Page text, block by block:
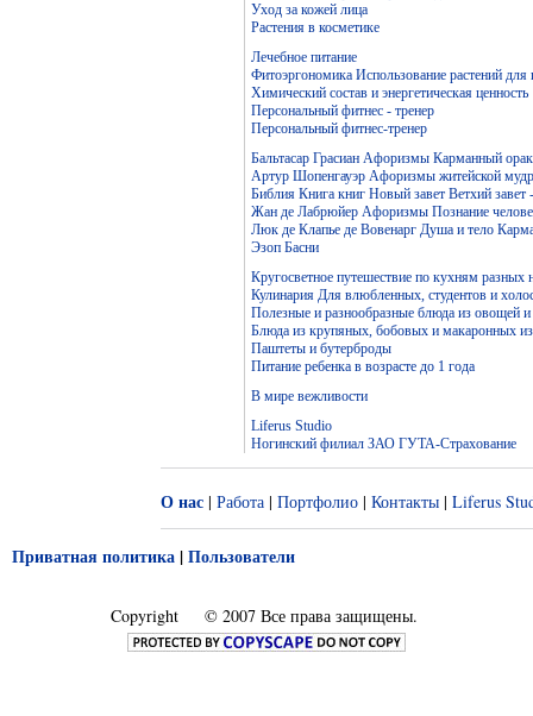
Уход за кожей лица
Растения в косметике
Лечебное питание
Фитоэргономика Использование растений
Химический состав и энергетическая
Персональный фитнес - тренер
Персональный фитнес-тренер
Бальтасар Грасиан Афоризмы Карманный
Артур Шопенгауэр Афоризмы житейской
Библия Книга книг Новый завет Ветхий завет
Жан де Лабрюйер Афоризмы Познание
Люк де Клапье де Вовенарг Душа и тело
Эзоп Басни
Кругосветное путешествие по кухням разных
Кулинария Для влюбленных, студентов и
Полезные и разнообразные блюда из овощей
Блюда из крупяных, бобовых и макаронных
Паштеты и бутерброды
Питание ребенка в возрасте до 1 года
В мире вежливости
Liferus Studio
Ногинский филиал ЗАО ГУТА-Страхование
О нас | Работа | Портфолио | Контакты | Liferus
Приватная политика |Пользователи
Copyright © 2007 Все права защищены.